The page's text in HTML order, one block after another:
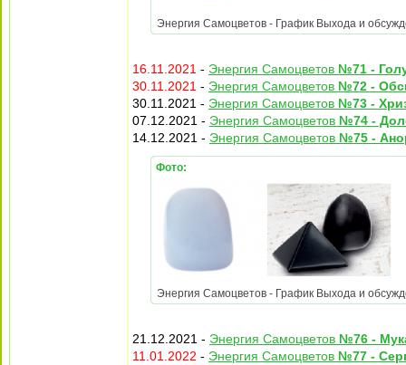
Энергия Самоцветов - График Выхода и
16.11.2021 - Энергия Самоцветов №71 -
30.11.2021 - Энергия Самоцветов №72 -
30.11.2021 - Энергия Самоцветов №73 -
07.12.2021 - Энергия Самоцветов №74 -
14.12.2021 - Энергия Самоцветов №75 -
Фото:
Энергия Самоцветов - График Выхода и
21.12.2021 - Энергия Самоцветов №76 -
11.01.2022 - Энергия Самоцветов №77 -